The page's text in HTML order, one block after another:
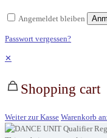
Angemeldet bleiben
Passwort vergessen?
✕
Shopping cart
Weiter zur Kasse Warenkorb